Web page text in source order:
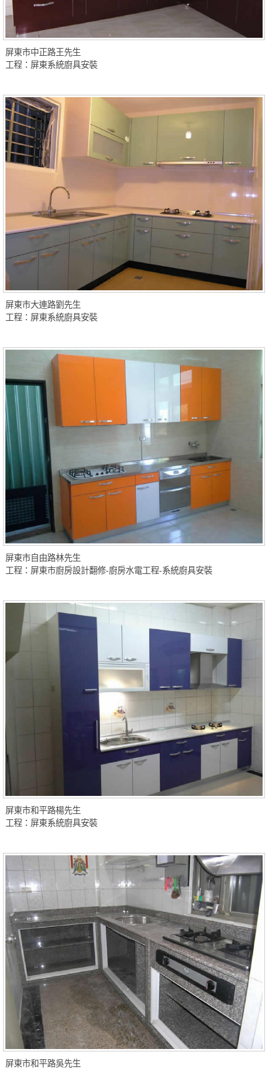
屏東市中正路王先生
工程：屏東系統廚具安裝
屏東市大連路劉先生
工程：屏東系統廚具安裝
屏東市自由路林先生
工程：屏東市廚房設計翻修-廚房水電工程-系統廚具安裝
屏東市和平路楊先生
工程：屏東系統廚具安裝
屏東市和平路吳先生